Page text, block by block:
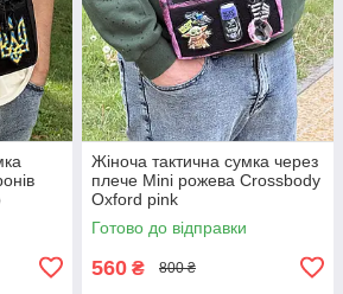
Жіноча тактична сумка через
плече Mini рожева Crossbody
Oxford pink
Готово до відправки
560 ₴ 800 ₴